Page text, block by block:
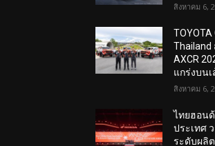
สิงหาคม 6,
TOYOTA
Thailand
AXCR
แกร่งบนเ
สิงหาคม 6,
ไทยฮอน
ประเทศ
ระดับผลิ